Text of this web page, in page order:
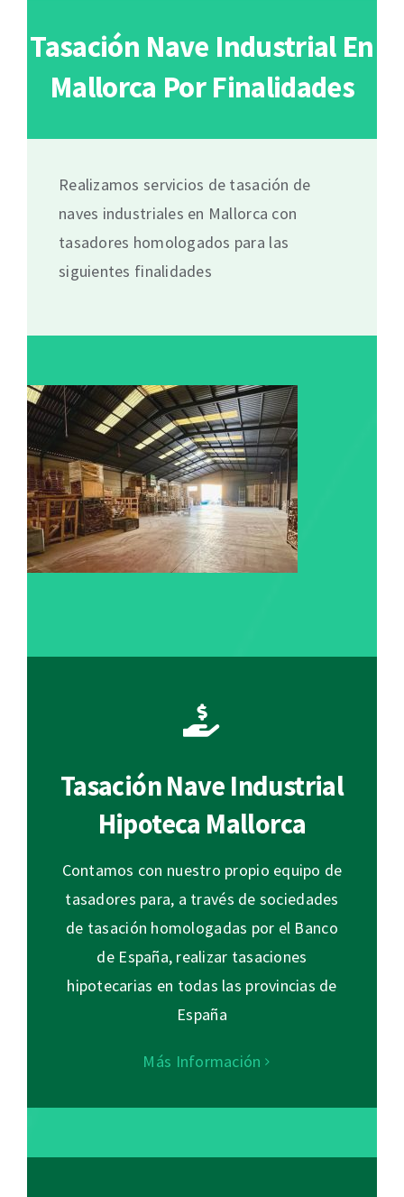
Tasación Nave Industrial En
Mallorca Por Finalidades
Realizamos servicios de tasación de
naves industriales en Mallorca con
tasadores homologados para las
siguientes finalidades
Tasación Nave Industrial
Hipoteca Mallorca
Contamos con nuestro propio equipo de
tasadores para, a través de sociedades
de tasación homologadas por el Banco
de España, realizar tasaciones
hipotecarias en todas las provincias de
España
Más Información